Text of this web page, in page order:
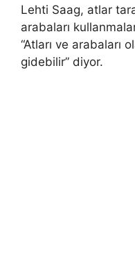
Lehti Saag, atlar
arabaları
“Atları ve arabaları
gidebilir” diyor.